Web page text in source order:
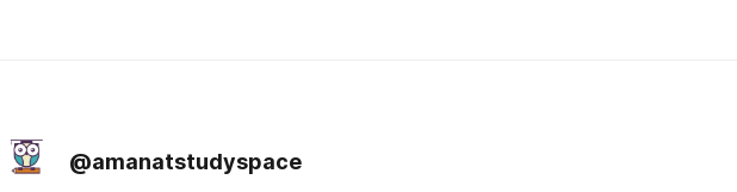
@amanatstudyspace